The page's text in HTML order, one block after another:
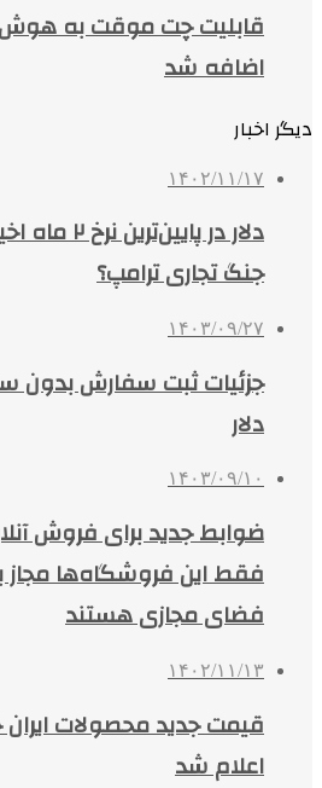
قابلیت چت موقت به
اضافه شد
دیگر اخبار
۱۴۰۲/۱۱/۱۷
دلار در
جنگ تجاری ترامپ؟
۱۴۰۳/۰۹/۲۷
دلار
۱۴۰۳/۰۹/۱۰
ضوابط جدید برای فروش
فقط این فروشگاه‌ها
فضای مجازی هستند
۱۴۰۲/۱۱/۱۳
قیمت جدید محصولات ایران
اعلام شد